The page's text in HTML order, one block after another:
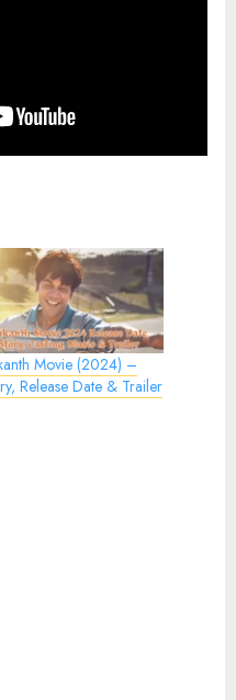
Movie (2024) –
Release Date & Trailer